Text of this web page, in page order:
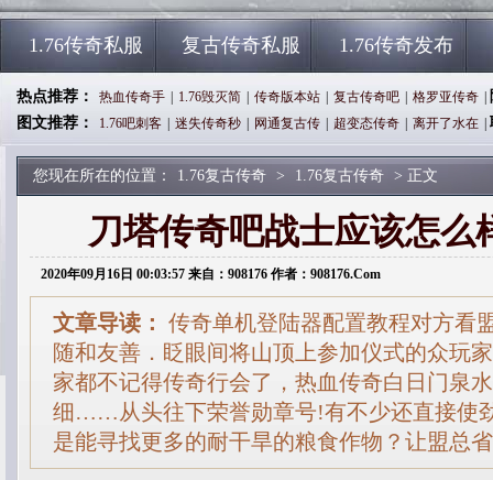
1.76传奇私服 复古传奇私服 1.76传奇发布
热点推荐： 热血传奇手 1.76毁灭简 传奇版本站 复古传奇吧 格罗亚传奇
图文推荐：
1.76吧刺客 迷失传奇秒 网通复古传 超变态传奇 离开了水在
您现在所在的位置： 1.76复古传奇 > 1.76复古传奇 > 正文
刀塔传奇吧战士应该怎么
2020年09月16日 00:03:57 来自：908176 作者：908176.Com
文章导读： 传奇单机登陆器配置教程对方看
随和友善．眨眼间将山顶上参加仪式的众玩
家都不记得传奇行会了，热血传奇白日门泉
细……从头往下荣誉勋章号!有不少还直接使
是能寻找更多的耐干旱的粮食作物？让盟总